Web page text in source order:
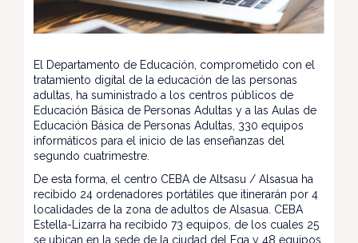
El Departamento de Educación, comprometido con el
tratamiento digital de la educación de las personas
adultas, ha suministrado a los centros públicos de
Educación Básica de Personas Adultas y a las Aulas de
Educación Básica de Personas Adultas, 330 equipos
informáticos para el inicio de las enseñanzas del
segundo cuatrimestre.
De esta forma, el centro CEBA de Altsasu / Alsasua ha
recibido 24 ordenadores portátiles que itinerarán por 4
localidades de la zona de adultos de Alsasua. CEBA
Estella-Lizarra ha recibido 73 equipos, de los cuales 25
se ubican en la sede de la ciudad del Ega y 48 equipos